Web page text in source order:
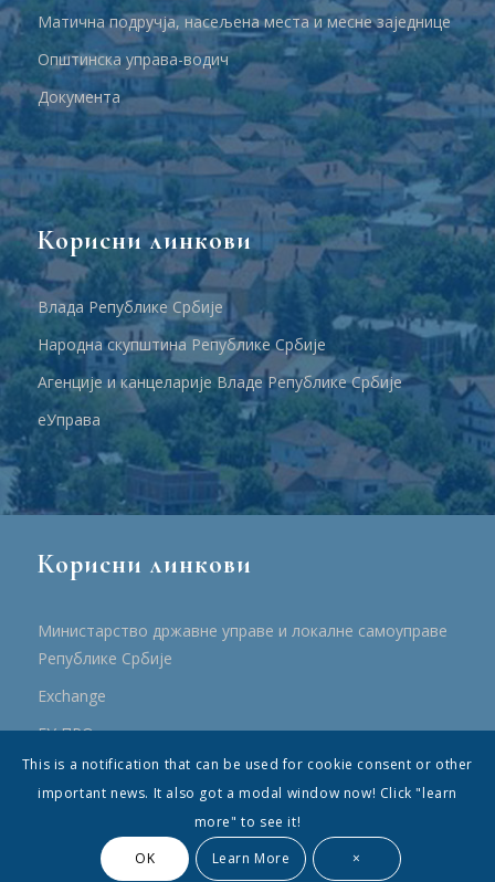
Матична подручја, насељена места и месне заједнице
Општинска управа-водич
Документа
Корисни линкови
Влада Републике Србије
Народна скупштина Републике Србије
Агенције и канцеларије Владе Републике Србије
еУправа
Корисни линкови
Министарство државне управе и локалне самоуправе
Републике Србије
Еxchange
ЕУ ПРО
ПРРР
© Општина Топола - Сва права су садржана
This is a notification that can be used for cookie consent or other
important news. It also got a modal window now! Click "learn
more" to see it!
OK
Learn More ×